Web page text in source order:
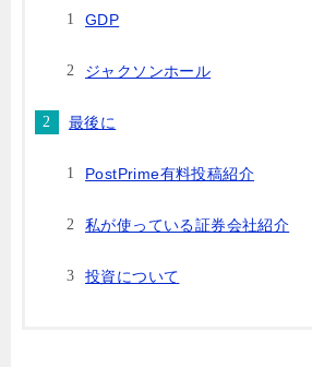
GDP
ジャクソンホール
最後に
PostPrime有料投稿紹介
私が使っている証券会社紹介
投資について